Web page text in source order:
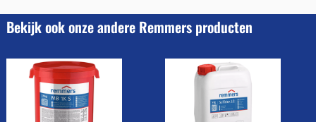
Bekijk ook onze andere Remmers producten